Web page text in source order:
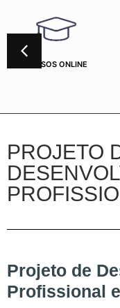
CURSOS ONLINE
PROJETO
Projeto de
Profissional